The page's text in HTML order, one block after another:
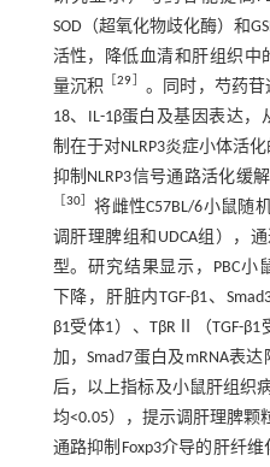
SOD（超氧化物歧化酶）和
活性，降低血清和肝组织中
量沉积
［29］ 。同时，芍药苷
18、IL-1β蛋白及基因表达
制在于对NLRP3炎症小体活
抑制NLRP3信号通路活化缓
［30］将雌性C57BL/6小鼠随
调肝理脾组和UDCA组），
型。研究结果显示，PBC小
下降，肝脏内TGF-β1、
β1受体1）、TβRⅡ（TGF-β1
加，Smad7蛋白及mRNA表
后，以上指标及小鼠肝组织
均<0.05），提示调肝理脾颗
通路抑制Foxp3介导的肝纤